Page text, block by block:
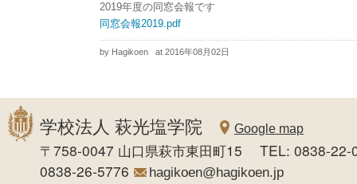
2019年度の同窓会報です
同窓会報2019.pdf
by Hagikoen at 2016年08月02日
学校法人 萩光塩学院 Google map
〒758-0047 山口県萩市東田町15 TEL: 0838-
0838-26-5776
hagikoen@hagikoen.jp